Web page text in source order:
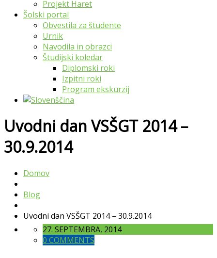
Projekt Haret
Šolski portal
Obvestila za študente
Urnik
Navodila in obrazci
Študijski koledar
Diplomski roki
Izpitni roki
Program ekskurzij
Uvodni dan VSŠGT 2014 –
30.9.2014
Domov
Blog
Uvodni dan VSŠGT 2014 – 30.9.2014
27. SEPTEMBRA, 2014
0 COMMENTS